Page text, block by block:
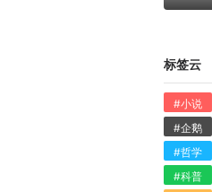
标签云
#小说
#企鹅
#哲学
#科普